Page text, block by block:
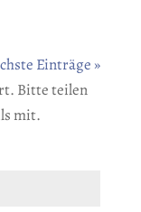
Einträge »
Bitte teilen
mit.